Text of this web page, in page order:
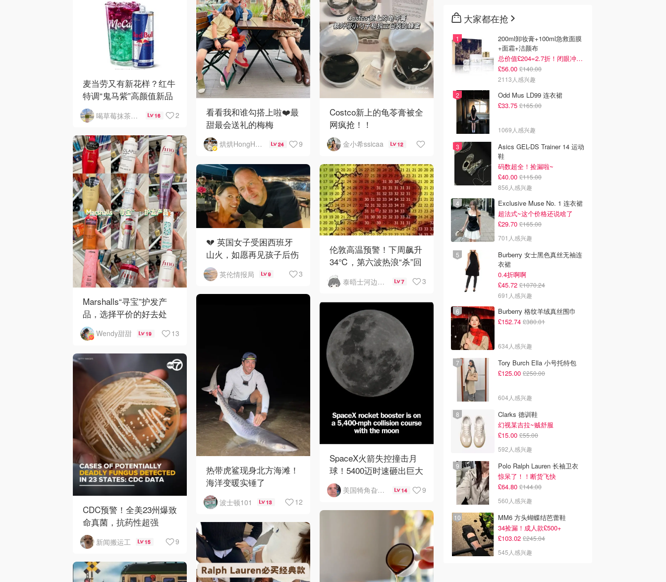
麦当劳又有新花样？红牛
特调“鬼马紫”高颜值新品
来了，好喝吗？
喝草莓抹茶瘦5斤 16 2
看看我和谁勾搭上啦❤️最
甜最会送礼的梅梅
烘烘HongHong 24 9
Costco新上的龟苓膏被全
网疯抢！！
金小希ssicaa 12
Marshalls“寻宝”护发产
品，选择平价的好去处
Wendy甜甜 19 13
伦敦高温预警！下周飙升
34℃，第六波热浪“杀”回
英伦
泰晤士河边打工人 7 3
💔 英国女子受困西班牙
山火，如愿再见孩子后伤
重离世
英伦情报局 9 3
热带虎鲨现身北方海滩！
海洋变暖实锤了
波士顿101 13 12
SpaceX火箭失控撞击月
球！5400迈时速砸出巨大
陨石坑
美国犄角旮旯新鲜事 14 9
CDC预警！全美23州爆致
命真菌，抗药性超强
新闻搬运工 15 9
大家都在抢
200ml卸妆膏+100ml急救面膜
+面霜+洁颜布
总价值£204=2.7折！闭眼冲这套！
£56.00 £140.00
2113人感兴趣
Odd Mus LD99 连衣裙
£33.75 £165.00
1069人感兴趣
Asics GEL-DS Trainer 14 运动
鞋
码数超全！捡漏啦~
£40.00 £115.00
856人感兴趣
Exclusive Muse No. 1 连衣裙
超法式~这个价格还说啥了
£29.70 £165.00
701人感兴趣
Burberry 女士黑色真丝无袖连
衣裙
0.4折啊啊
£45.72 £1070.24
691人感兴趣
Burberry 格纹羊绒真丝围巾
£152.74 £380.01
634人感兴趣
Tory Burch Ella 小号托特包
£125.00 £250.00
604人感兴趣
Clarks 德训鞋
幻视某吉拉~贼舒服
£15.00 £55.00
592人感兴趣
Polo Ralph Lauren 长袖卫衣
惊呆了！！断货飞快
£64.80 £144.00
560人感兴趣
MM6 方头蝴蝶结芭蕾鞋
34捡漏！成人款£500+
£103.02 £245.04
545人感兴趣